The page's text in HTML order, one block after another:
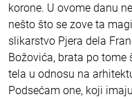
korone. U ovome danu
nešto što se zove ta
slikarstvo Pjera dela
Božovića, brata po
tela u odnosu na
Podsećam one, koji